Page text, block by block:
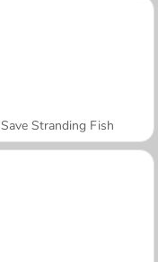
Save Stranding Fish